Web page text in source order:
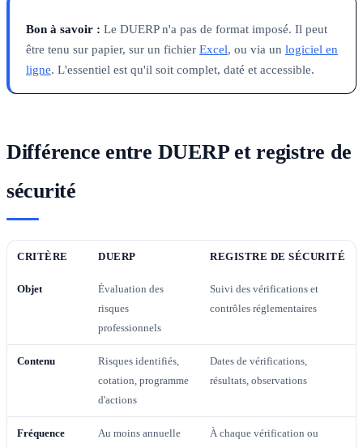
Bon à savoir : Le DUERP n'a pas de format imposé. Il peut
être tenu sur papier, sur un fichier Excel, ou via un logiciel en
ligne. L'essentiel est qu'il soit complet, daté et accessible.
Différence entre DUERP et registre de
sécurité
CRITÈRE DUERP REGISTRE DE SÉCURITÉ
Objet
Évaluation des
risques
professionnels
Suivi des vérifications et
contrôles réglementaires
Contenu
Risques identifiés,
cotation, programme
d'actions
Dates de vérifications,
résultats, observations
Fréquence
Au moins annuelle
À chaque vérification ou